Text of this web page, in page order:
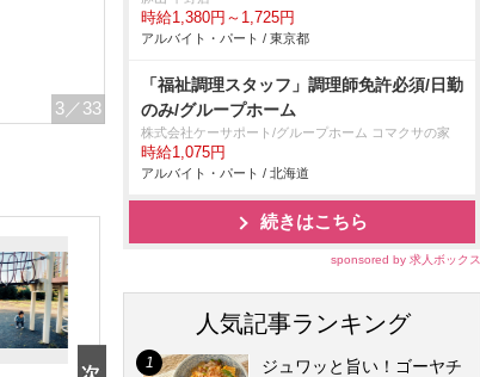
3 ／33
時給1,380円～1,725円
アルバイト・パート / 東京都
「福祉調理スタッフ」調理師免許必須/日勤
のみ/グループホーム
株式会社ケーサポート/グループホーム コマクサの家
時給1,075円
アルバイト・パート / 北海道
続きはこちら
sponsored by 求人ボックス
人気記事ランキング
ジュワッと旨い！ゴーヤチ